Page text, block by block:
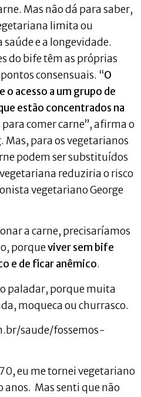
Mas não dá para saber,
limita ou
e a longevidade.
do bife têm as próprias
consensuais. “O
acesso a um grupo de
estão concentrados na
comer carne”, afirma o
para os vegetarianos
podem ser substituídos
reduziria o risco
vegetariano George
a carne, precisaríamos
porqueviver sem bife
e de ficar anêmico.
paladar, porque muita
moqueca ou churrasco.
saude/fossemos-
eu me tornei vegetariano
anos. Mas senti que não